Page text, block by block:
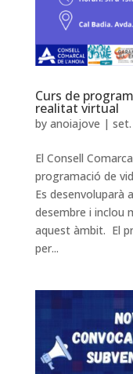
Curs de
realitat virtual
by anoiajove |
El Consell
programació de
Es desenvoluparà
desembre i inclou
aquest àmbit. El
per...